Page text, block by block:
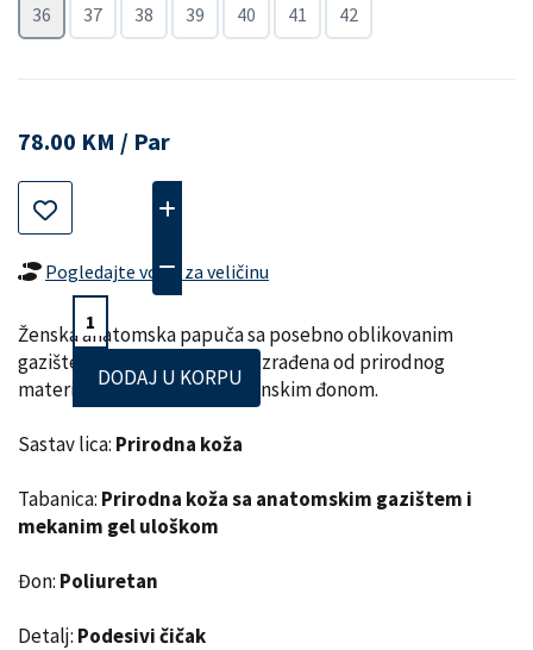
36
37 38 39 40 41 42
78.00 KM / Par
DODAJ U KORPU
Pogledajte vodič za veličinu
Ženska anatomska papuča sa posebno oblikovanim
gazištem, masažnim gelom. Izrađena od prirodnog
materijala – koža, i poliuretanskim đonom.
Sastav lica: Prirodna koža
Tabanica: Prirodna koža sa anatomskim gazištem i
mekanim gel uloškom
Đon: Poliuretan
Detalj: Podesivi čičak